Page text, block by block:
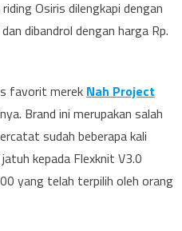
riding Osiris dilengkapi dengan
dibandrol dengan harga Rp.
favorit merek Nah Project
Brand ini merupakan salah
sudah beberapa kali
kepada Flexknit V3.0
yang telah terpilih oleh orang